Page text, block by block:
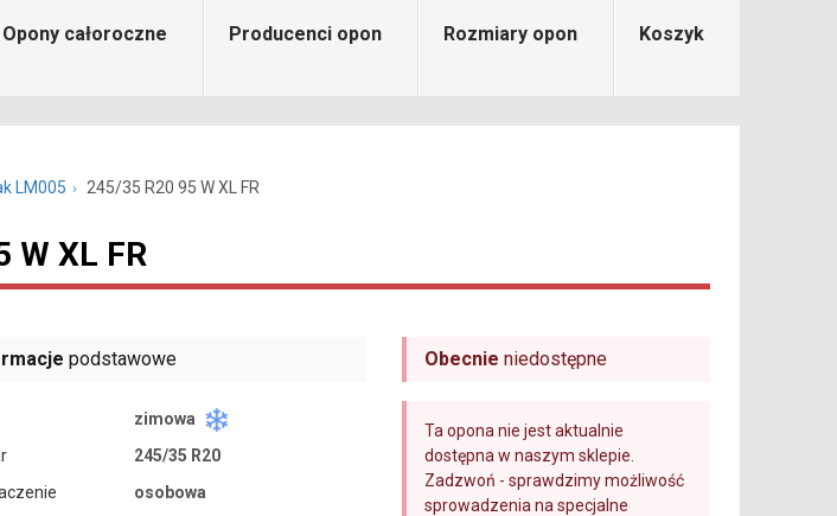
Opony całoroczne Producenci opon Rozmiary opon Koszyk
LM005 245/35 R20 95 W XL FR
W XL FR
podstawowe
zimowa
245/35 R20
osobowa
Obecnie niedostępne
Ta opona nie jest aktualnie
dostępna w naszym sklepie.
Zadzwoń - sprawdzimy możliwość
sprowadzenia na specjalne